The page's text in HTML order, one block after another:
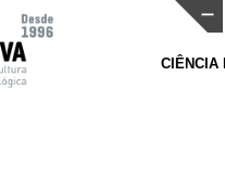
CIÊNCIA